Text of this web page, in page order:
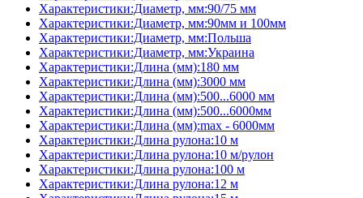
Характеристики:Диаметр, мм:90/75 мм
Характеристики:Диаметр, мм:90мм и 100мм
Характеристики:Диаметр, мм:Польша
Характеристики:Диаметр, мм:Украина
Характеристики:Длина (мм):180 мм
Характеристики:Длина (мм):3000 мм
Характеристики:Длина (мм):500...6000 мм
Характеристики:Длина (мм):500...6000мм
Характеристики:Длина (мм):max - 6000мм
Характеристики:Длина рулона:10 м
Характеристики:Длина рулона:10 м/рулон
Характеристики:Длина рулона:100 м
Характеристики:Длина рулона:12 м